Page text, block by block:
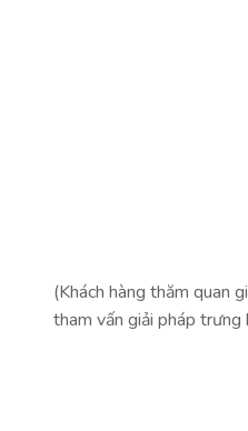
(Khách hàng thăm quan
tham vấn giải pháp trưng